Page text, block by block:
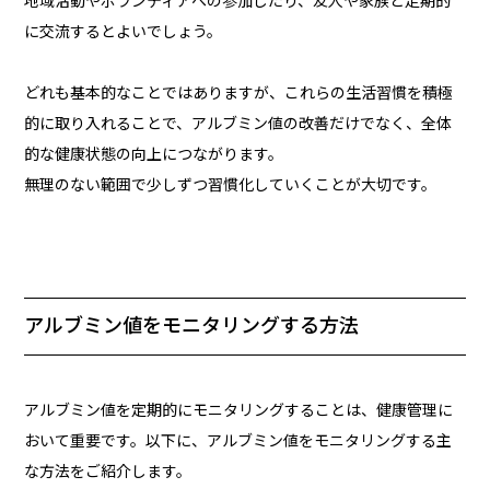
に交流するとよいでしょう。
どれも基本的なことではありますが、これらの生活習慣を積極
的に取り入れることで、アルブミン値の改善だけでなく、全体
的な健康状態の向上につながります。
無理のない範囲で少しずつ習慣化していくことが大切です。
アルブミン値をモニタリングする方法
アルブミン値を定期的にモニタリングすることは、健康管理に
おいて重要です。以下に、アルブミン値をモニタリングする主
な方法をご紹介します。